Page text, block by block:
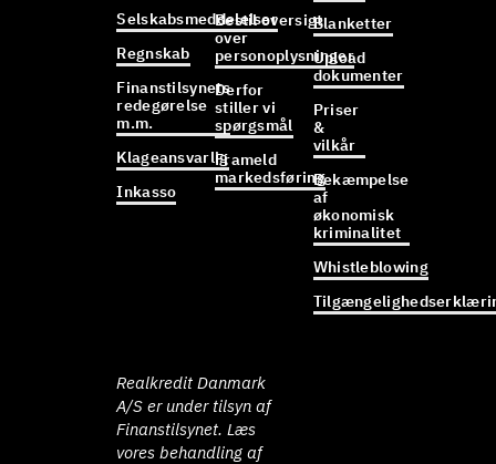
Selskabsmeddelelser
Regnskab
Finanstilsynets
redegørelse
m.m.
Klageansvarlig
Inkasso
Bestil oversigt
over
personoplysninger
Derfor
stiller vi
spørgsmål
Frameld
markedsføring
Blanketter
Upload
dokumenter
Priser
&
vilkår
Bekæmpelse
af
økonomisk
kriminalitet
Whistleblowing
Realkredit Danmark
A/S er under tilsyn af
Finanstilsynet. Læs
vores behandling af